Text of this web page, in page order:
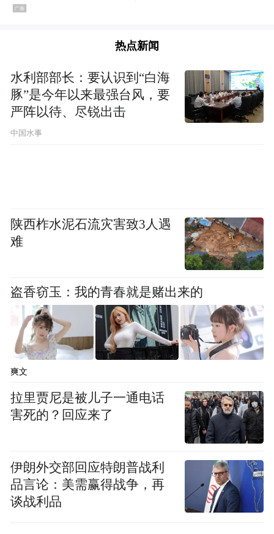
热点新闻
水利部部长：要认识到“白海
豚”是今年以来最强台风，要
严阵以待、尽锐出击
中国水事
陕西柞水泥石流灾害致3人遇
难
盗香窃玉：我的青春就是赌出来的
爽文
拉里贾尼是被儿子一通电话
害死的？回应来了
伊朗外交部回应特朗普战利
品言论：美需赢得战争，再
谈战利品